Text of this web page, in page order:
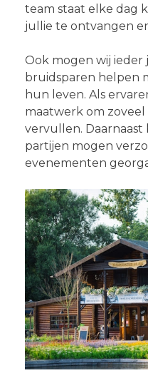
team staat elke dag
jullie te ontvangen
Ook mogen wij ieder
bruidsparen helpen
hun leven. Als
maatwerk om
vervullen.
partijen mogen
evenementen